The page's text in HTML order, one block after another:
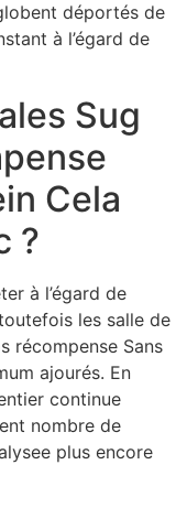
déportés de
à l’égard de
Sug
Cela
?
à l’égard de
les salle de
récompense Sans
ajourés. En
continue
nombre de
plus encore